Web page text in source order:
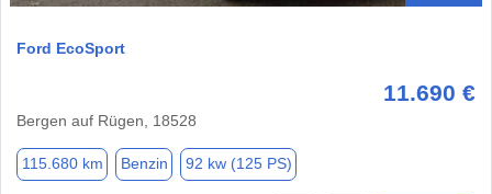
Ford EcoSport
11.690 €
Bergen auf Rügen, 18528
115.680 km Benzin 92 kw (125 PS)